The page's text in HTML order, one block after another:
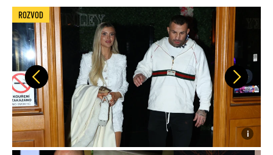
Předchozí Další
ROZVOD